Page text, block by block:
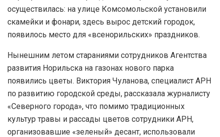
осуществилась: на улице Комсомольской установили
скамейки и фонари, здесь вырос детский городок,
появилось место для «всенорильских» праздников.
Нынешним летом стараниями сотрудников Агентства
развития Норильска на газонах нового парка
появились цветы. Виктория Чуланова, специалист АРН
по развитию городской среды, рассказала журналисту
«Северного города», что помимо традиционных
культур травы и рассады цветов сотрудники АРН,
организовавшие «зеленый» десант, использовали